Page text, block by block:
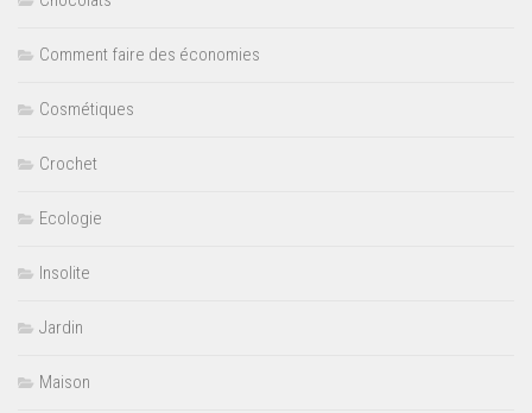
Comment faire des économies
Cosmétiques
Crochet
Ecologie
Insolite
Jardin
Maison